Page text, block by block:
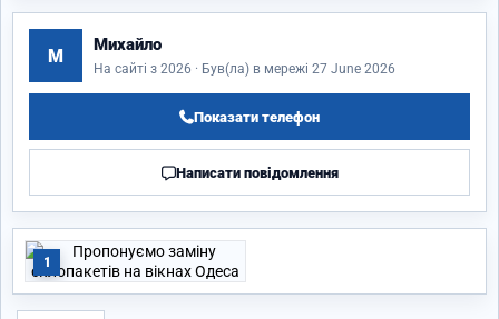
1
М
Михайло
На сайті з 2026 · Був(ла) в мережі 27 June 2026
Показати телефон
Написати повідомлення